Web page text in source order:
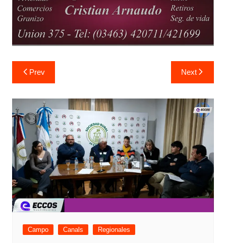
Navegación
de
entradas
Prev Next
Campo Canals Regionales